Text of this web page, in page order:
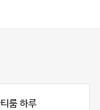
룸 하루